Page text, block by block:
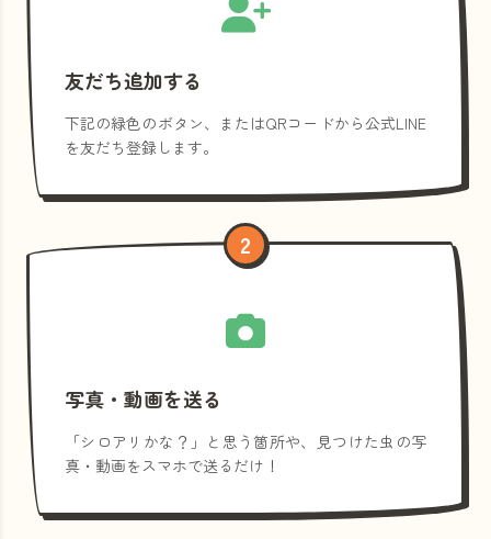
友だち追加する
下記の緑色のボタン、またはQRコードから公式LINE
を友だち登録します。
2
写真・動画を送る
「シロアリかな？」と思う箇所や、見つけた虫の写
真・動画をスマホで送るだけ！